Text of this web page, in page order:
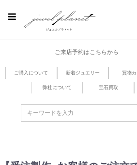
ご来店予約はこちらから
ご購入について 新着ジュエリー 買物カ
弊社について 宝石買取